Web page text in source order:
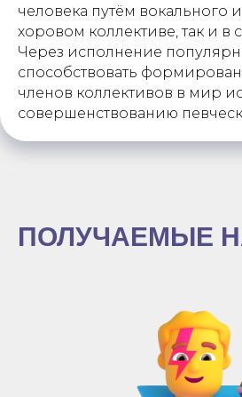
человека путём вокального
хоровом коллективе, так и в
Через исполнение
способствовать
членов коллективов в мир
совершенствованию
ПОЛУЧАЕМЫЕ